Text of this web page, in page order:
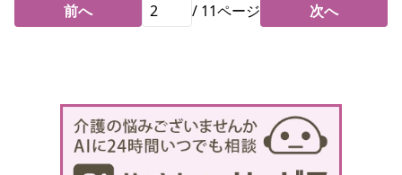
前へ / 11ページ 次へ